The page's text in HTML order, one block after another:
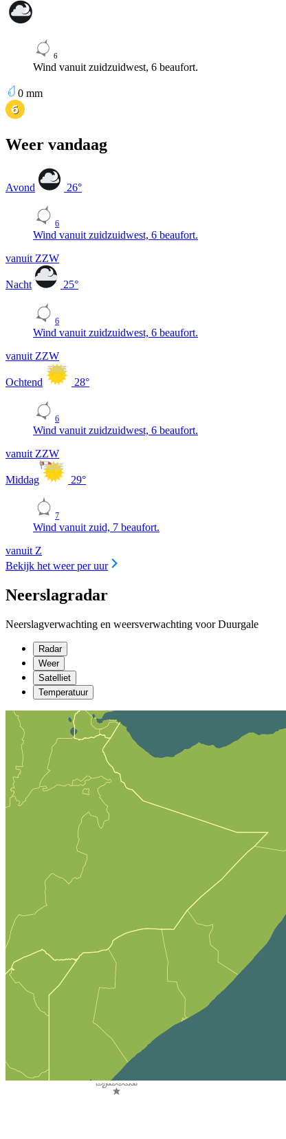
6
Wind vanuit zuidzuidwest, 6 beaufort.
0 mm
Weer vandaag
Avond 26°
6
Wind vanuit zuidzuidwest, 6 beaufort.
vanuit ZZW
Nacht 25°
6
Wind vanuit zuidzuidwest, 6 beaufort.
vanuit ZZW
Ochtend 28°
6
Wind vanuit zuidzuidwest, 6 beaufort.
vanuit ZZW
Middag 29°
7
Wind vanuit zuid, 7 beaufort.
vanuit Z
Bekijk het weer per uur
Neerslagradar
Neerslagverwachting en weersverwachting voor Duurgale
Radar
Weer
Satelliet
Temperatuur